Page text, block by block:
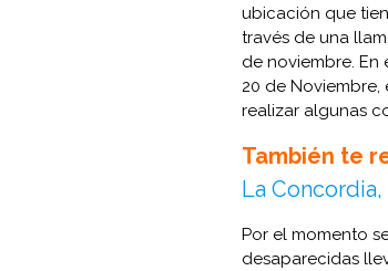
ubicación que
través de una
de noviembre.
20 de
realizar algunas
También te
La Concordia,
Por el momento
desaparecidas